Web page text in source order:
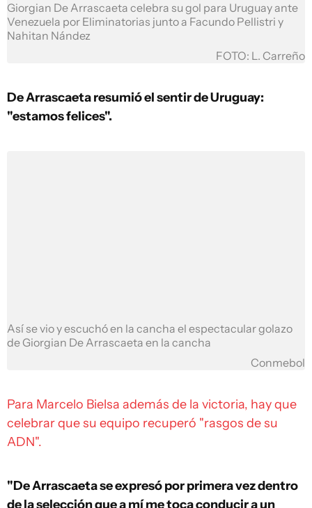
Giorgian De Arrascaeta celebra su gol para Uruguay ante
Venezuela por Eliminatorias junto a Facundo Pellistri y
Nahitan Nández
FOTO: L. Carreño
De Arrascaeta resumió el sentir de Uruguay:
"estamos felices".
Así se vio y escuchó en la cancha el espectacular golazo
de Giorgian De Arrascaeta en la cancha
Conmebol
Para Marcelo Bielsa además de la victoria, hay que
celebrar que su equipo recuperó "rasgos de su
ADN".
"De Arrascaeta se expresó por primera vez dentro
de la selección que a mí me toca conducir a un